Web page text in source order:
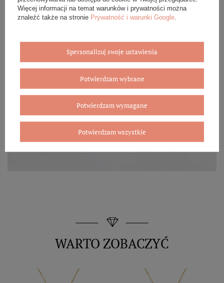
WARTO ZOBACZYĆ
Więcej informacji na temat warunków i prywatności można
znaleźć także na stronie Prywatność i warunki Google
Spersonalizuj swoje ustawienia
Potwierdzam wybrane
Potwierdzam wymagane
Potwierdzam wszystkie